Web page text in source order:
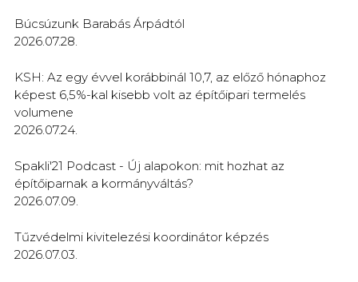
Búcsúzunk Barabás Árpádtól
2026.07.28.
KSH: Az egy évvel korábbinál 10,7, az előző hónaphoz
képest 6,5%-kal kisebb volt az építőipari termelés
volumene
2026.07.24.
Spakli'21 Podcast - Új alapokon: mit hozhat az
építőiparnak a kormányváltás?
2026.07.09.
Tűzvédelmi kivitelezési koordinátor képzés
2026.07.03.